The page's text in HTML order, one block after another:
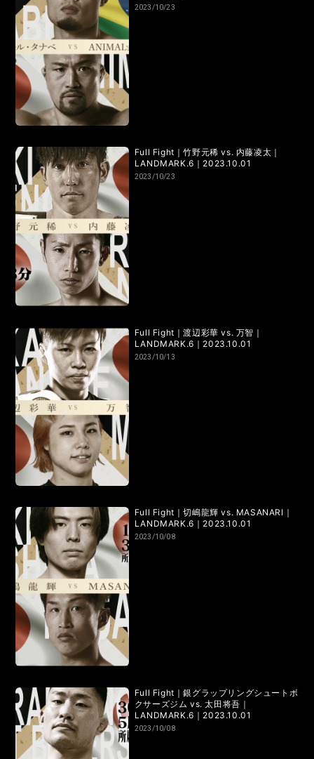
2023/10/23
Full Fight｜竹野元稀 vs. 内藤凌太｜
LANDMARK.6｜2023.10.01
2023/10/23
Full Fight｜渡辺彩華 vs. 万智｜
LANDMARK.6｜2023.10.01
2023/10/13
Full Fight｜切嶋龍輝 vs. MASANARI｜
LANDMARK.6｜2023.10.01
2023/10/08
Full Fight｜銀グラップリングシュートボ
クサーズジム vs. 太田将吾｜
LANDMARK.6｜2023.10.01
2023/10/08